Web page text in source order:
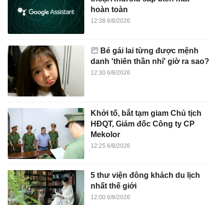
hoàn toàn
12:38 6/8/2026
Bé gái lai từng được mệnh
danh 'thiên thần nhí' giờ ra sao?
12:30 6/8/2026
Khởi tố, bắt tạm giam Chủ tịch
HĐQT, Giám đốc Công ty CP
Mekolor
12:25 6/8/2026
5 thư viện đông khách du lịch
nhất thế giới
12:00 6/8/2026